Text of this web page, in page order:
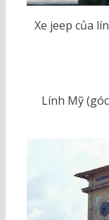
Xe jeep của
Lính Mỹ